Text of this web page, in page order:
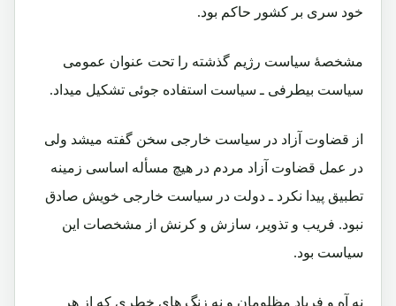
خود سری بر کشور حاکم بود.
مشخصۀ سیاست رژیم گذشته را تحت عنوان عمومی
سیاست بیطرفی ـ سیاست استفاده جوئی تشکیل میداد.
از قضاوت آزاد در سیاست خارجی سخن گفته میشد ولی
در عمل قضاوت آزاد مردم در هیچ مسأله اساسی زمینه
تطبیق پیدا نکرد ـ دولت در سیاست خارجی خویش صادق
نبود. فریب و تذویر، سازش و کرنش از مشخصات این
سیاست بود.
نه آه و فریاد مظلومان و نه زنگ های خطری که از هر